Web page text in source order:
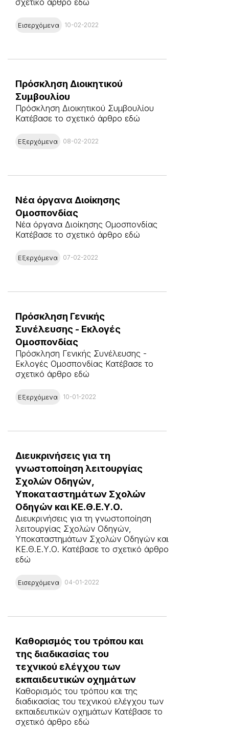
Εισερχόμενα 10-02-2022
Πρόσκληση Διοικητικού
Συμβουλίου
Πρόσκληση Διοικητικού Συμβουλίου
Κατέβασε το σχετικό άρθρο εδώ
Εξερχόμενα 08-02-2022
Νέα όργανα Διοίκησης
Ομοσπονδίας
Νέα όργανα Διοίκησης Ομοσπονδίας
Κατέβασε το σχετικό άρθρο εδώ
Εξερχόμενα 07-02-2022
Πρόσκληση Γενικής
Συνέλευσης - Εκλογές
Ομοσπονδίας
Πρόσκληση Γενικής Συνέλευσης -
Εκλογές Ομοσπονδίας Κατέβασε το
σχετικό άρθρο εδώ
Εξερχόμενα 10-01-2022
Διευκρινήσεις για τη
γνωστοποίηση λειτουργίας
Σχολών Οδηγών,
Υποκαταστημάτων Σχολών
Οδηγών και ΚΕ.Θ.Ε.Υ.Ο.
Διευκρινήσεις για τη γνωστοποίηση
λειτουργίας Σχολών Οδηγών,
Υποκαταστημάτων Σχολών Οδηγών και
ΚΕ.Θ.Ε.Υ.Ο. Κατέβασε το σχετικό άρθρο
εδώ
Εισερχόμενα 04-01-2022
Καθορισμός του τρόπου και
της διαδικασίας του
τεχνικού ελέγχου των
εκπαιδευτικών οχημάτων
Καθορισμός του τρόπου και της
διαδικασίας του τεχνικού ελέγχου των
εκπαιδευτικών οχημάτων Κατέβασε το
σχετικό άρθρο εδώ